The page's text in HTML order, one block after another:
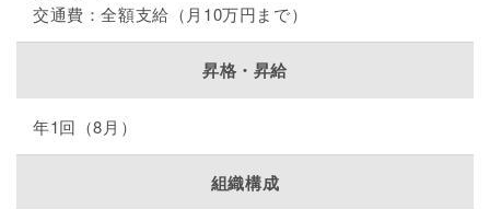
交通費：全額支給（月10万円まで）
昇格・昇給
年1回（8月）
組織構成